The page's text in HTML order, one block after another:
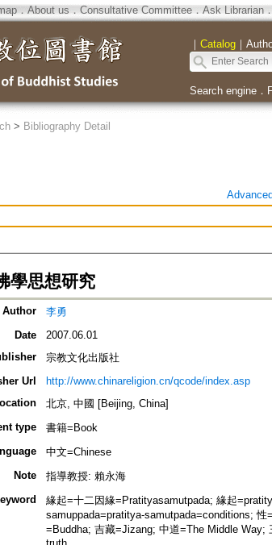
．About us ． Consultative Committee． Ask Librarian．
｜ Catalog｜
Search engine．
> Bibliography Detail
學思想研究
Author
李勇
Date
2007.06.01
宗教文化出版社
Url
http://www.chinareligion.cn/qcode/index.asp
北京, 中國 [Beijing, China]
type
書籍=Book
中文=Chinese
Note
指導教授: 賴永海
緣起=十二因緣=Pratityasamutpada; 緣起
samuppada=pratitya-samutpada=conditions;
=Buddha; 吉藏=Jizang; 中道=The Middle Way;